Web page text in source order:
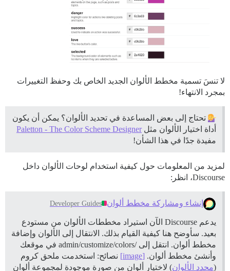
لا تنسَ تسمية مخطط الألوان الجديد الخاص بك وحفظ التغييرات
بمجرد الانتهاء!
تحتاج إلى بعض المساعدة في تحديد الألوان؟ يمكن أن يكون
أداة اختيار الألوان مثلPaletton - The Color Scheme Designer
مفيدة جدًا في هذا الشأن!
لمزيد من المعلومات حول كيفية استخدام لوحات الألوان داخل
Discourse، انظر:
إنشاء ومشاركة مخطط ألوان Developer Guides
يدعم Discourse الآن استيراد مخططات الألوان من مستودع
بعيد. سأوضح هنا كيفية القيام بذلك. الانتقال إلى الألوان وإضافة
مخطط ألوان. انتقل إلى /admin/customize/colors في موقعك
وأنشئ مخطط ألوان. [image]
نصائح: استخدمت ملحق كروم
(محدد الألوان) لاختيار ألوان من صورة موجودة لمجموعة ألوان